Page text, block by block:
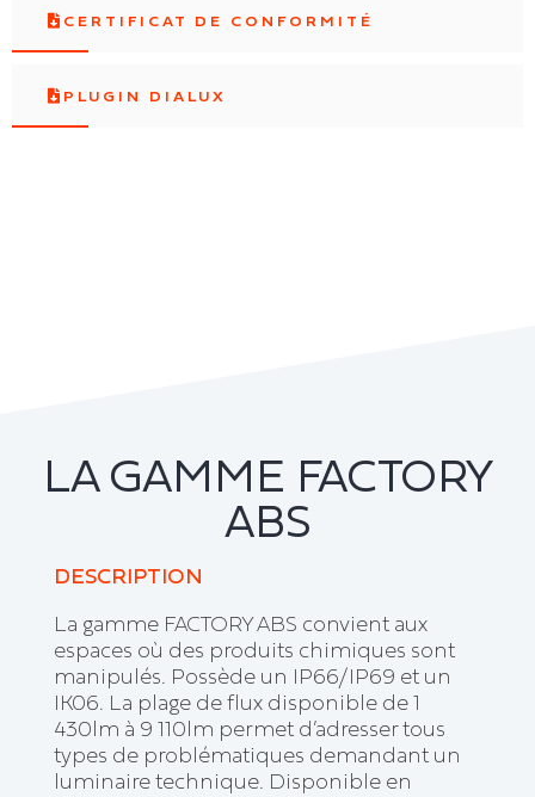
CERTIFICAT DE CONFORMITÉ
PLUGIN DIALUX
LA GAMME FACTORY
ABS
DESCRIPTION
La gamme FACTORY ABS convient aux
espaces où des produits chimiques sont
manipulés. Possède un IP66/IP69 et un
IK06. La plage de flux disponible de 1
430lm à 9 110lm permet d’adresser tous
types de problématiques demandant un
luminaire technique. Disponible en